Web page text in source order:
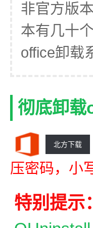
非官方版
本有几十
office卸载
彻底卸载
北方下载
压密码，小
特别提示：